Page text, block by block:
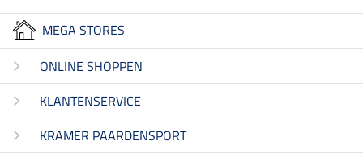
MEGA STORES
ONLINE SHOPPEN
KLANTENSERVICE
KRAMER PAARDENSPORT